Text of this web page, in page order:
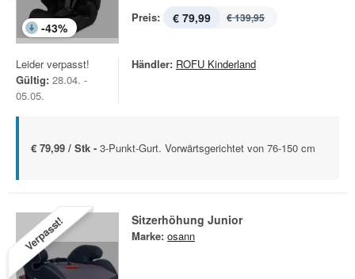
-43%
Preis: € 79,99 € 139,95
Leider verpasst!
Gültig: 28.04. -
05.05.
Händler: ROFU Kinderland
€ 79,99 / Stk - 3-Punkt-Gurt. Vorwärtsgerichtet von 76-150 cm
Verpasst! Sitzerhöhung Junior
Marke: osann